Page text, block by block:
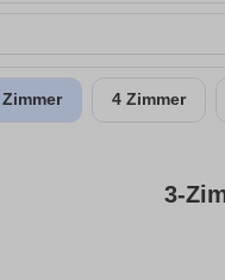
4 Zimmer
3-